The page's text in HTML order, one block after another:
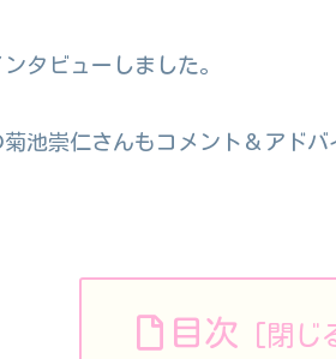
タビューしました。
菊池崇仁さんもコメント＆アドバ
目次